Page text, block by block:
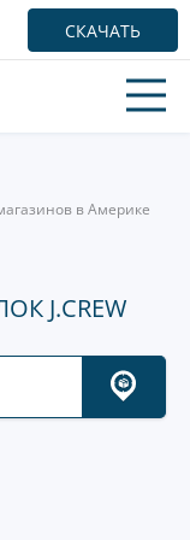
СКАЧАТЬ
в Америке
J.CREW